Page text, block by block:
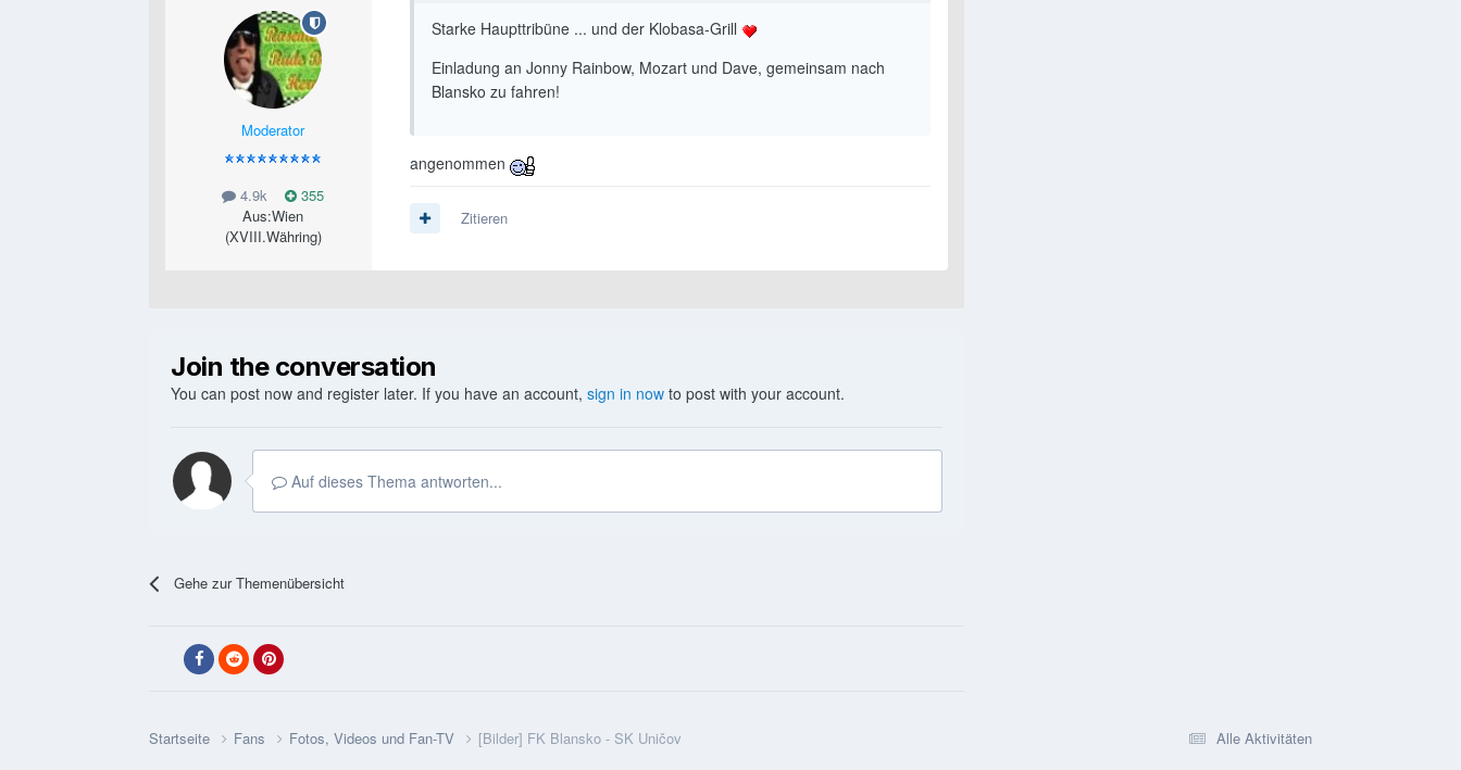
Moderator
4.9k
355
Aus:Wien
(XVIII.Währing)
Starke Haupttribüne ... und der Klobasa-Grill
Einladung an Jonny Rainbow, Mozart und Dave, gemeinsam nach
Blansko zu fahren!
angenommen
Zitieren
Join the conversation
You can post now and register later. If you have an account, sign in now to post with your account.
Auf dieses Thema antworten...
Gehe zur Themenübersicht
Alle Aktivitäten
Startseite Fans Fotos, Videos und Fan-TV [Bilder] FK Blansko - SK Uničov